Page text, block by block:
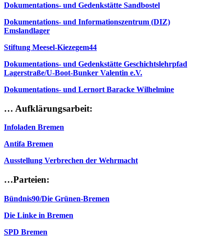
Dokumentations- und Gedenkstätte Sandbostel
Dokumentations- und Informationszentrum (DIZ)
Emslandlager
Stiftung Meesel-Kiezegem44
Dokumentations- und Gedenkstätte Geschichtslehrpfad
Lagerstraße/U-Boot-Bunker Valentin e.V.
Dokumentations- und Lernort Baracke Wilhelmine
… Aufklärungsarbeit:
Infoladen Bremen
Antifa Bremen
Ausstellung Verbrechen der Wehrmacht
…Parteien:
Bündnis90/Die Grünen-Bremen
Die Linke in Bremen
SPD Bremen